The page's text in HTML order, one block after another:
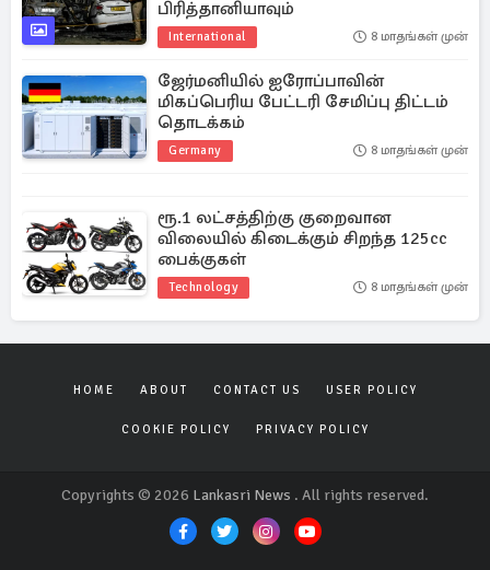
பிரித்தானியாவும்
International 8 மாதங்கள் முன்
ஜேர்மனியில் ஐரோப்பாவின்
மிகப்பெரிய பேட்டரி சேமிப்பு திட்டம்
தொடக்கம்
Germany 8 மாதங்கள் முன்
ரூ.1 லட்சத்திற்கு குறைவான
விலையில் கிடைக்கும் சிறந்த 125cc
பைக்குகள்
Technology 8 மாதங்கள் முன்
HOME ABOUT CONTACT US USER POLICY
COOKIE POLICY PRIVACY POLICY
Copyrights © 2026 Lankasri News . All rights reserved.